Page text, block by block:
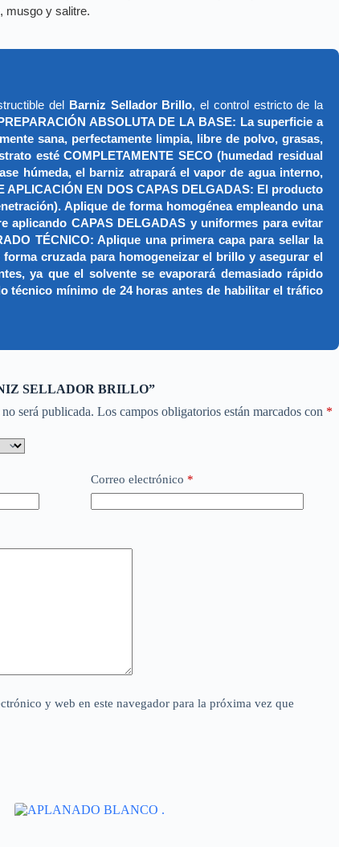
musgo y salitre.
del Barniz Sellador Brillo, el control estricto de la
ABSOLUTA DE LA BASE: La superficie a
sana, perfectamente limpia, libre de polvo, grasas,
esté COMPLETAMENTE SECO (humedad residual
húmeda, el barniz atrapará el vapor de agua interno,
EN DOS CAPAS DELGADAS: El producto
Aplique de forma homogénea empleando una
CAPAS DELGADAS y uniformes para evitar
TÉCNICO: Aplique una primera capa para sellar la
cruzada para homogeneizar el brillo y asegurar el
ya que el solvente se evaporará demasiado rápido
técnico mínimo de 24 horas antes de habilitar el tráfico
SELLADOR BRILLO”
será publicada. Los campos obligatorios están marcados con *
Correo electrónico *
y web en este navegador para la próxima vez que